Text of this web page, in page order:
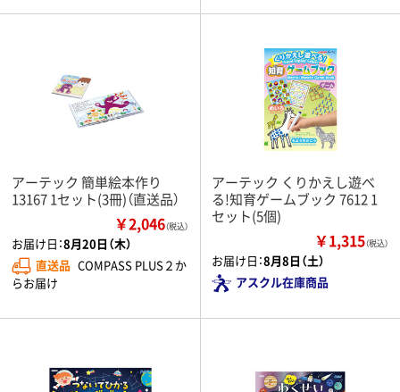
アーテック 簡単絵本作り
13167 1セット(3冊)（直送品）
￥2,046（税込）
お届け日：8月20日（木）
直送品 COMPASS PLUS２か
らお届け
アーテック くりかえし遊べ
る!知育ゲームブック 7612 1
セット(5個)
￥1,315（税込）
お届け日：8月8日（土）
アスクル在庫商品